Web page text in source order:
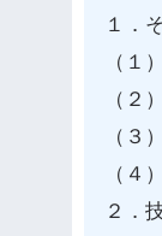
１．
（１
（２
（３
（４
２．